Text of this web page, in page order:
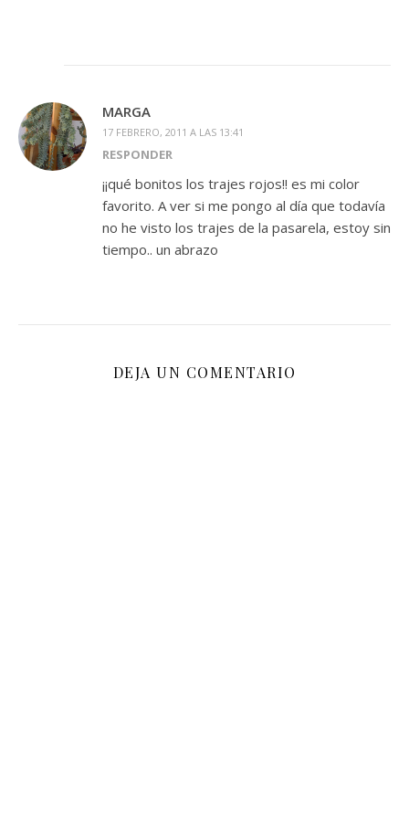
MARGA
17 FEBRERO, 2011 A LAS 13:41
RESPONDER
¡¡qué bonitos los trajes rojos!! es mi color
favorito. A ver si me pongo al día que todavía
no he visto los trajes de la pasarela, estoy sin
tiempo.. un abrazo
DEJA UN COMENTARIO